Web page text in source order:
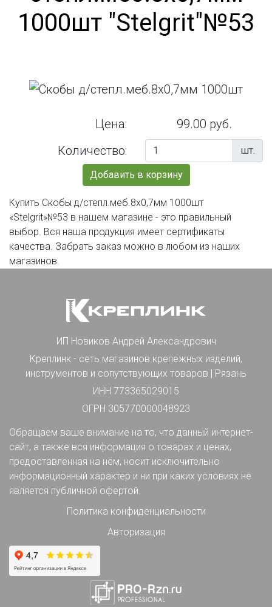
1000шт "Stelgrit"№53
Цена:
99.00 руб.
Количество:
шт.
Добавить в корзину
Купить Скобы д/степл.меб.8х0,7мм 1000шт
«Stelgrit»№53 в нашем магазине - это правильный
выбор. Вся наша продукция имеет сертификаты
качества. Забрать заказ можно в любом из наших
магазинов.
ИП Новиков Андрей Александрович
Креплинк - сеть магазинов крепежных изделий,
инструментов и сопутствующих товаров | Рязань
ИНН 773365029015
ОГРН 305770000048923
Обращаем ваше внимание на то, что данный интернет-
сайт, а также вся информация о товарах и ценах,
предоставленная на нём, носит исключительно
информационный характер и ни при каких условиях не
является публичной офертой.
Политика конфиденциальности
Авторизация